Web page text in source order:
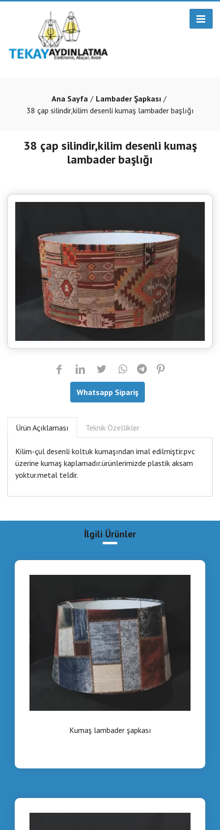
Ana Sayfa
Lambader Şapkası
38 çap silindir,kilim desenli kumaş lambader başlığı
38 çap silindir,kilim desenli kumaş
lambader başlığı
Whatsapp Sipariş
Ürün Açıklaması Teknik Özellikler
Kilim-çul desenli koltuk kumaşından imal edilmiştir.pvc
üzerine kumaş kaplamadır.ürünlerimizde plastik aksam
yoktur.metal teldir.
İlgili Ürünler
Kumaş lambader şapkası